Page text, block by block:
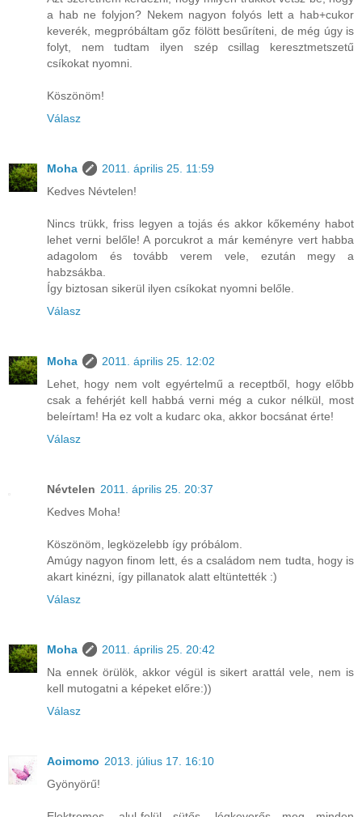
a hab ne folyjon? Nekem nagyon folyós lett a hab+cukor
keverék, megpróbáltam gőz fölött besűríteni, de még úgy is
folyt, nem tudtam ilyen szép csillag keresztmetszetű
csíkokat nyomni.
Köszönöm!
Válasz
Moha
2011. április 25. 11:59
Kedves Névtelen!
Nincs trükk, friss legyen a tojás és akkor kőkemény habot
lehet verni belőle! A porcukrot a már keményre vert habba
adagolom és tovább verem vele, ezután megy a
habzsákba.
Így biztosan sikerül ilyen csíkokat nyomni belőle.
Válasz
Moha
2011. április 25. 12:02
Lehet, hogy nem volt egyértelmű a receptből, hogy előbb
csak a fehérjét kell habbá verni még a cukor nélkül, most
beleírtam! Ha ez volt a kudarc oka, akkor bocsánat érte!
Válasz
Névtelen 2011. április 25. 20:37
Kedves Moha!
Köszönöm, legközelebb így próbálom.
Amúgy nagyon finom lett, és a családom nem tudta, hogy is
akart kinézni, így pillanatok alatt eltüntették :)
Válasz
Moha
2011. április 25. 20:42
Na ennek örülök, akkor végül is sikert arattál vele, nem is
kell mutogatni a képeket előre:))
Válasz
Aoimomo 2013. július 17. 16:10
Gyönyörű!